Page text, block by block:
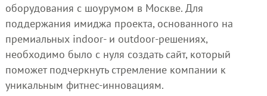
оборудования с шоурумом в Москве. Для
поддержания имиджа проекта, основанного на
премиальных indoor- и outdoor-решениях,
необходимо было с нуля создать сайт, который
поможет подчеркнуть стремление компании к
уникальным фитнес-инновациям.